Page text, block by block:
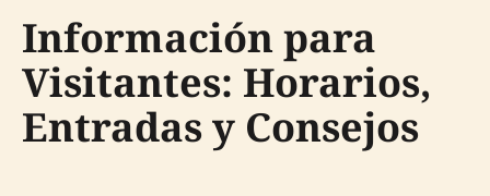
Información para
Visitantes: Horarios,
Entradas y Consejos